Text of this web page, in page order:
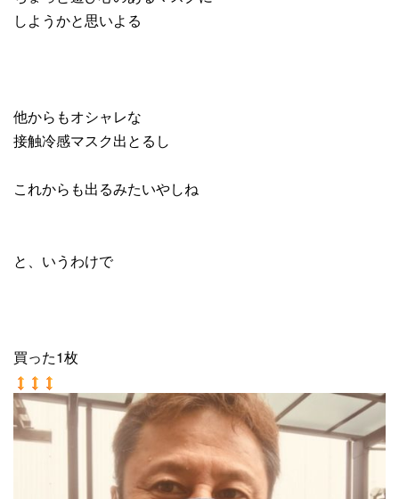
しようかと思いよる
他からもオシャレな
接触冷感マスク出とるし
これからも出るみたいやしね
と、いうわけで
買った1枚